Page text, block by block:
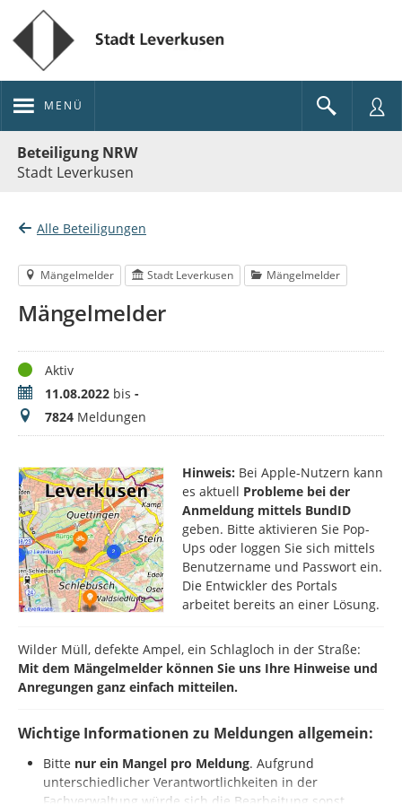
MENÜ
Beteiligung NRW
Stadt Leverkusen
Alle Beteiligungen
Mängelmelder Stadt Leverkusen Mängelmelder
Mängelmelder
StatusAktiv
Zeitraum11.08.2022 bis -
Meldungen
7824 Meldungen
Hinweis: Bei Apple-Nutzern kann
es aktuell Probleme bei der
Anmeldung mittels BundID
geben. Bitte aktivieren Sie Pop-
Ups oder loggen Sie sich mittels
Benutzername und Passwort ein.
Die Entwickler des Portals
arbeitet bereits an einer Lösung.
Wilder Müll, defekte Ampel, ein Schlagloch in der Straße:
Mit dem Mängelmelder können Sie uns Ihre Hinweise und
Anregungen ganz einfach mitteilen.
Wichtige Informationen zu Meldungen allgemein:
Bitte nur ein Mangel pro Meldung. Aufgrund
unterschiedlicher Verantwortlichkeiten in der